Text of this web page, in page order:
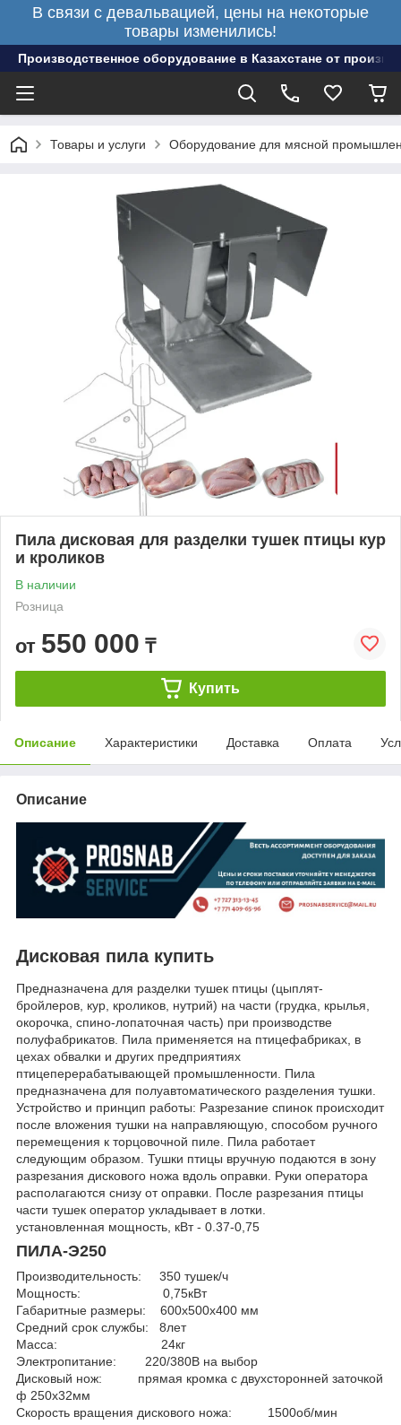
В связи с девальвацией, цены на некоторые
товары изменились!
Производственное оборудование в Казахстане от
Товары и услуги Оборудование для мясной
Пила дисковая для разделки тушек птицы кур
и кроликов
В наличии
Розница
от 550 000 ₸
Купить
Описание Характеристики Доставка Оплата
Описание
Дисковая пила купить
Предназначена для разделки тушек птицы (цыплят-
бройлеров, кур, кроликов, нутрий) на части (грудка, крылья,
окорочка, спино-лопаточная часть) при производстве
полуфабрикатов. Пила применяется на птицефабриках, в
цехах обвалки и других предприятиях
птицеперерабатывающей промышленности. Пила
предназначена для полуавтоматического разделения тушки.
Устройство и принцип работы: Разрезание спинок происходит
после вложения тушки на направляющую, способом ручного
перемещения к торцовочной пиле. Пила работает
следующим образом. Тушки птицы вручную подаются в зону
разрезания дискового ножа вдоль оправки. Руки оператора
располагаются снизу от оправки. После разрезания птицы
части тушек оператор укладывает в лотки.
установленная мощность, кВт - 0.37-0,75
ПИЛА-Э250
Производительность: 350 тушек/ч
Мощность: 0,75кВт
Габаритные размеры: 600х500х400 мм
Средний срок службы: 8лет
Масса: 24кг
Электропитание: 220/380В на выбор
Дисковый нож: прямая кромка с двухсторонней заточкой
ф 250х32мм
Скорость вращения дискового ножа: 1500об/мин